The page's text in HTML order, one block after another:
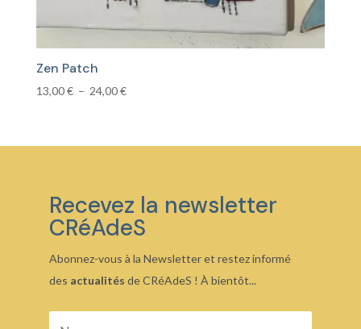
Zen Patch
13,00€ – 24,00€Plage
13,00 €
Recevez la newsletter
CRéAdeS
Abonnez-vous à la Newsletter et restez informé
des actualités de CRéAdeS ! À bientôt...